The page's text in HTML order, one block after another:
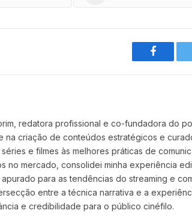
redatora profissional e co-fundadora do
na criação de conteúdos estratégicos e
e filmes às melhores práticas de
no mercado, consolidei minha experiência
para as tendências do streaming e
entre a técnica narrativa e a
e credibilidade para o público cinéfilo.